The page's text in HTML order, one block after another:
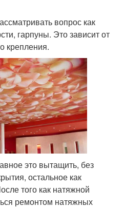
вопрос как
гарпуны. Это зависит от
крепления.
это вытащить, без
остальное как
того как натяжной
ремонтом натяжных